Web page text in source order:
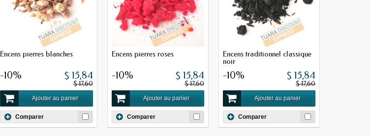
Encens pierres blanches
-10% $ 15,84
$ 17,60
Ajouter au panier
Comparer
Encens pierres roses
-10% $ 15,84
$ 17,60
Ajouter au panier
Comparer
Encens traditionnel classique
noir
-10% $ 15,84
$ 17,60
Ajouter au panier
Comparer